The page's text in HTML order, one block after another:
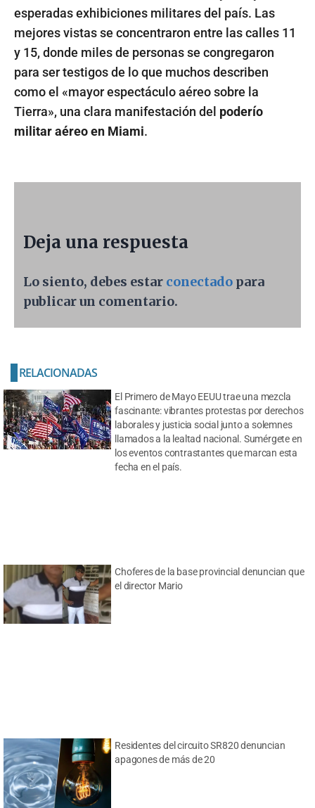
esperadas exhibiciones militares del país. Las
mejores vistas se concentraron entre las calles 11
y 15, donde miles de personas se congregaron
para ser testigos de lo que muchos describen
como el «mayor espectáculo aéreo sobre la
Tierra», una clara manifestación del poderío
militar aéreo en Miami.
Deja una respuesta
Lo siento, debes estar conectado para
publicar un comentario.
El Primero de Mayo EEUU trae una mezcla
fascinante: vibrantes protestas por derechos
laborales y justicia social junto a solemnes
llamados a la lealtad nacional. Sumérgete en
los eventos contrastantes que marcan esta
fecha en el país.
Choferes de la base provincial denuncian que
el director Mario
Residentes del circuito SR820 denuncian
apagones de más de 20
RELACIONADAS